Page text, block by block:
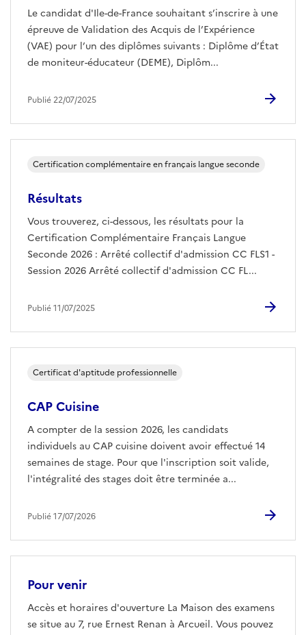
Le candidat d'Ile-de-France souhaitant s’inscrire à une
épreuve de Validation des Acquis de l’Expérience
(VAE) pour l’un des diplômes suivants : Diplôme d’État
de moniteur-éducateur (DEME), Diplôm...
Publié 22/07/2025
Résultats
Vous trouverez, ci-dessous, les résultats pour la
Certification Complémentaire Français Langue
Seconde 2026 : Arrêté collectif d'admission CC FLS1 -
Session 2026 Arrêté collectif d'admission CC FL...
Certification complémentaire en français langue seconde
Publié 11/07/2025
CAP Cuisine
A compter de la session 2026, les candidats
individuels au CAP cuisine doivent avoir effectué 14
semaines de stage. Pour que l'inscription soit valide,
l'intégralité des stages doit être terminée a...
Certificat d'aptitude professionnelle
Publié 17/07/2026
Pour venir
Accès et horaires d'ouverture La Maison des examens
se situe au 7, rue Ernest Renan à Arcueil. Vous pouvez